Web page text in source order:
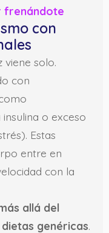
frenándote
con
viene solo.
con
como
o exceso
Estas
entre en
con la
allá del
genéricas.